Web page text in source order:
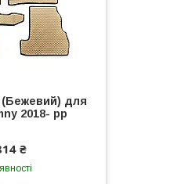
(Бежевий) для
2018- рр
₴